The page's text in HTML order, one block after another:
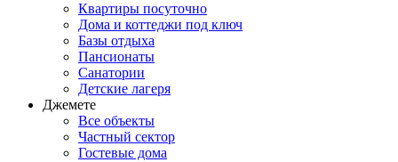
Квартиры посуточно
Дома и коттеджи под ключ
Базы отдыха
Пансионаты
Санатории
Детские лагеря
Джемете
Все объекты
Частный сектор
Гостевые дома